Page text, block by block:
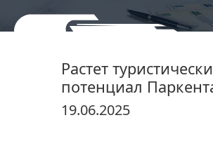
sertifikatlashtirish markazi
Растет
потенциал
19.06.2025